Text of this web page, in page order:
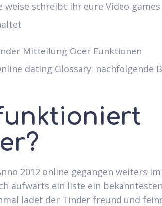
weise schreibt ihr eure Video
Mitteilung Oder Funktionen
dating Glossary: nachfolgende
2012 online gegangen weiters
aufwarts ein liste ein
ladet der Tinder freund und